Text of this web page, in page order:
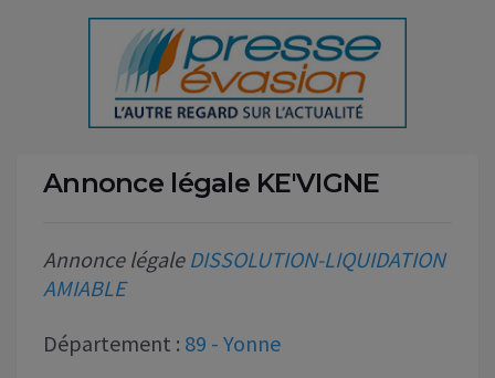
Annonce légale KE'VIGNE
Annonce légale DISSOLUTION-LIQUIDATION
AMIABLE
Département : 89 - Yonne